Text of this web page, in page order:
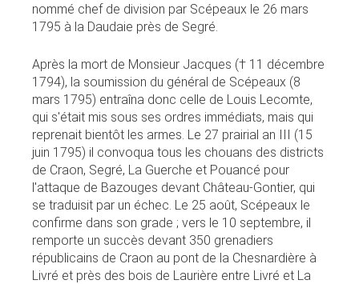
nommé chef de division par Scépeaux le 26 mars
1795 à la Daudaie près de Segré.
Après la mort de Monsieur Jacques († 11 décembre
1794), la soumission du général de Scépeaux (8
mars 1795) entraîna donc celle de Louis Lecomte,
qui s'était mis sous ses ordres immédiats, mais qui
reprenait bientôt les armes. Le 27 prairial an III (15
juin 1795) il convoqua tous les chouans des districts
de Craon, Segré, La Guerche et Pouancé pour
l'attaque de Bazouges devant Château-Gontier, qui
se traduisit par un échec. Le 25 août, Scépeaux le
confirme dans son grade ; vers le 10 septembre, il
remporte un succès devant 350 grenadiers
républicains de Craon au pont de la Chesnardière à
Livré et près des bois de Laurière entre Livré et La